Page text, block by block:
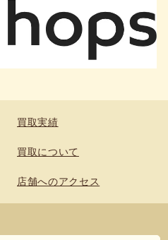
買取実績
買取について
店舗へのアクセス